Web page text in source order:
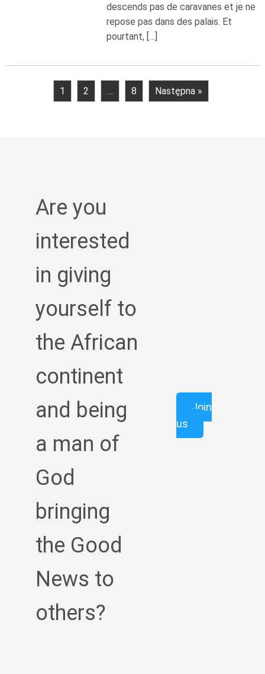
descends pas de caravanes et je ne
repose pas dans des palais. Et
pourtant, […]
1 2 … 8 Następna »
Are you
interested
in giving
yourself to
the African
continent
and being
a man of
God
bringing
the Good
News to
others?
Join
us